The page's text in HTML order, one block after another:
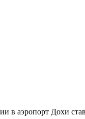
в аэропорт Дохи